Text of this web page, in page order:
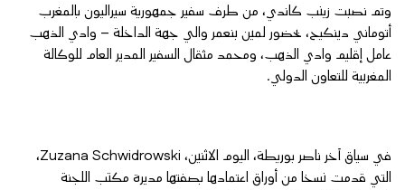
وتم نصبت زينب كاندي، من طرف سفير جمهورية سيراليون بالمغرب
أتوماني دينكيح، بحضور لمين بنعمر والي جهة الداخلة – وادي الذهب
عامل إقليم وادي الذهب، ومحمد مثقال السفير المدير العام للوكالة
المغربية للتعاون الدولي.
في سياق آخر ناصر بوريطة، اليوم الاثنين، Zuzana Schwidrowski،
التي قدمت نسخا من أوراق اعتمادها بصفتها مديرة مكتب اللجنة